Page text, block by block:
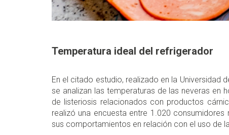
Temperatura ideal del refrigerador
En el citado estudio, realizado en la Universidad
se analizan las temperaturas de las neveras en
de listeriosis relacionados con productos
realizó una encuesta entre 1.020
sus comportamientos en relación con el uso de